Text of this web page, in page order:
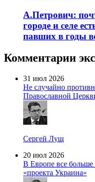
А.Петрович:
городе и селе
павших в годы
Комментарии
31 июл 2026
Не случайно
Православной
Сергей Лущ
20 июл 2026
В Европе все
«проекта Украина»